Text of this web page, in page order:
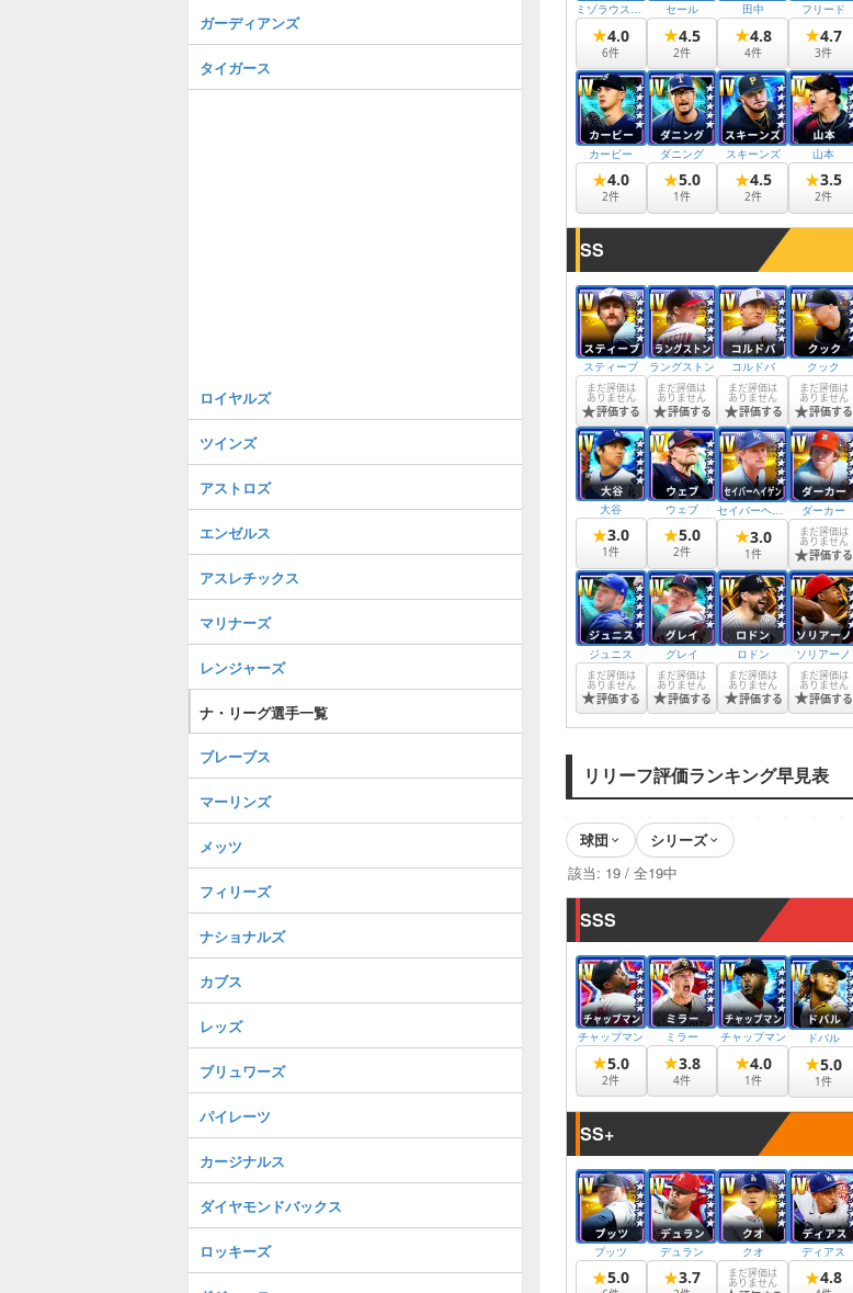
ミゾラウスキー
★4.0
6件
セール
★4.5
2件
田中
★4.8
4件
フリード
★4.7
3件
カービー
★4.0
2件
ダニング
★5.0
1件
スキーンズ
★4.5
2件
山本
★3.5
2件
SS
スティーブ
まだ評価は
ありません
★評価する
ラングストン
まだ評価は
ありません
★評価する
コルドバ
まだ評価は
ありません
★評価する
クック
まだ評価は
ありません
★評価する
大谷
★3.0
1件
ウェブ
★5.0
2件
セイバーヘイゲン
★3.0
1件
ダーカー
まだ評価は
ありません
★評価する
ジュニス
まだ評価は
ありません
★評価する
グレイ
まだ評価は
ありません
★評価する
ロドン
まだ評価は
ありません
★評価する
ソリアーノ
まだ評価は
ありません
★評価する
リリーフ評価ランキング早見表
球団
シリーズ
該当: 19 / 全19中
SSS
チャップマン
★5.0
2件
ミラー
★3.8
4件
チャップマン
★4.0
1件
ドバル
★5.0
1件
SS+
プッツ
★5.0
デュラン
★3.7
クオ
まだ評価は
ありません
ディアス
★4.8
ガーディアンズ
タイガース
ロイヤルズ
ツインズ
アストロズ
エンゼルス
アスレチックス
マリナーズ
レンジャーズ
ナ・リーグ選手一覧
ブレーブス
マーリンズ
メッツ
フィリーズ
ナショナルズ
カブス
レッズ
ブリュワーズ
パイレーツ
カージナルス
ダイヤモンドバックス
ロッキーズ